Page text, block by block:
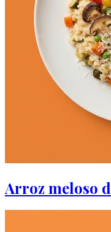
Arroz meloso